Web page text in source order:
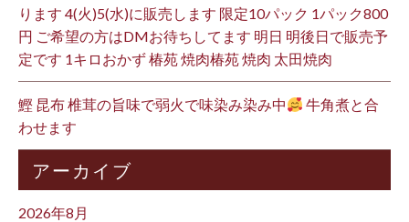
ります 4(火)5(水)に販売します 限定10パック 1パック800
円 ご希望の方はDMお待ちしてます 明日 明後日で販売予
定です 1キロおかず 椿苑 焼肉椿苑 焼肉 太田焼肉
鰹 昆布 椎茸の旨味で弱火で味染み染み中
牛角煮と合
わせます
アーカイブ
2026年8月